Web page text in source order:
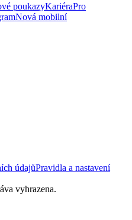
poukazyKariéraPro
Nová mobilní
údajůPravidla a nastavení
vyhrazena.